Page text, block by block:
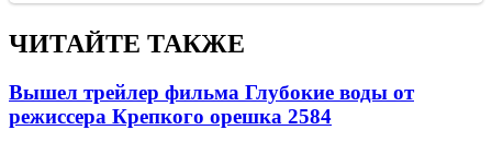
ЧИТАЙТЕ ТАКЖЕ
Вышел трейлер фильма Глубокие воды от
режиссера Крепкого орешка 2584